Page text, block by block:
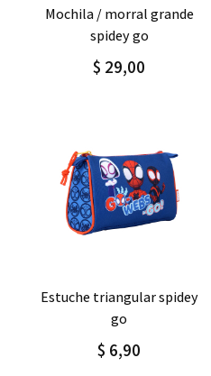
Agregar Detalle
mochila / morral grande
spidey go
$ 29,00
Agregar Detalle
estuche triangular spidey
go
$ 6,90